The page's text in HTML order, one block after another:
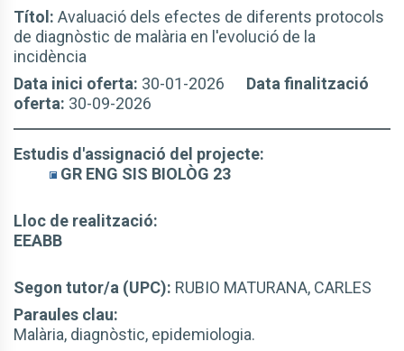
Títol: Avaluació dels efectes de diferents protocols
de diagnòstic de malària en l'evolució de la
incidència
Data inici oferta: 30-01-2026 Data finalització
oferta: 30-09-2026
Estudis d'assignació del projecte:
GR ENG SIS BIOLÒG 23
Lloc de realització:
EEABB
Segon tutor/a (UPC): RUBIO MATURANA, CARLES
Paraules clau:
Malària, diagnòstic, epidemiologia.